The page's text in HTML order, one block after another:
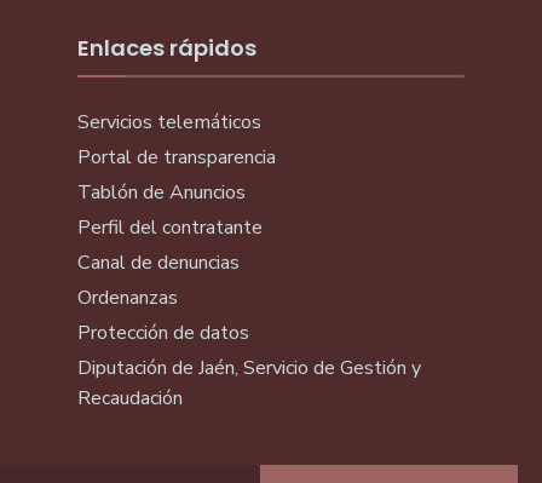
Enlaces rápidos
Servicios telemáticos
Portal de transparencia
Tablón de Anuncios
Perfil del contratante
Canal de denuncias
Ordenanzas
Protección de datos
Diputación de Jaén, Servicio de Gestión y
Recaudación